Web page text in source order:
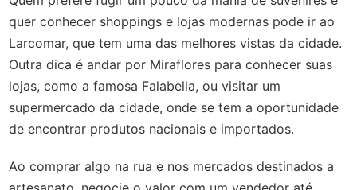
quer conhecer shoppings e lojas modernas pode ir ao
Larcomar, que tem uma das melhores vistas da cidade.
Outra dica é andar por Miraflores para conhecer suas
lojas, como a famosa Falabella, ou visitar um
supermercado da cidade, onde se tem a oportunidade
de encontrar produtos nacionais e importados.
Ao comprar algo na rua e nos mercados destinados a